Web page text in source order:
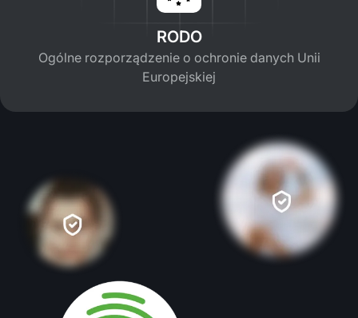
RODO
Ogólne rozporządzenie o ochronie danych Unii
Europejskiej